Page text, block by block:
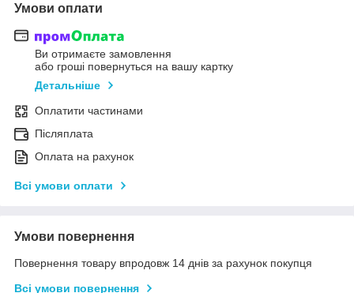
Умови оплати
Ви отримаєте замовлення
або гроші повернуться на вашу картку
Детальніше
Оплатити частинами
Післяплата
Оплата на рахунок
Всі умови оплати
Умови повернення
Повернення товару впродовж 14 днів за рахунок покупця
Всі умови повернення